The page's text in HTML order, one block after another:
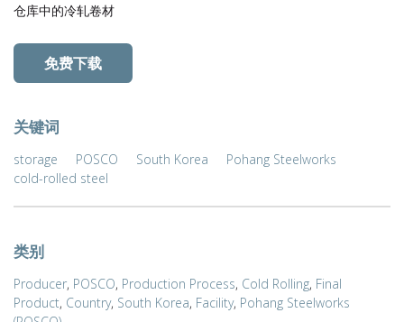
仓库中的冷轧卷材
免费下载
关键词
storage POSCO South Korea
Pohang Steelworks
cold-rolled steel
类别
Producer, POSCO, Production Process, Cold Rolling, Final
Product, Country, South Korea, Facility, Pohang Steelworks